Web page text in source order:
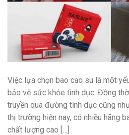
Việc lựa chọn bao cao su là một
bảo vệ sức khỏe tình dục. Đồng
truyền qua đường tình dục cũng
thị trường hiện nay, có nhiều hãng
chất lượng cao […]